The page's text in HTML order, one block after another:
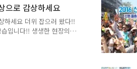
) ~ 7. 9.(일) ※ 2017. 7. 8.
다. 다행히 지난 주말과
도움이 될 것으로 보입니
으로 감상하세요
하세요 더위 잡으러 왔다!!
입니다!! 생생한 현장의
생하게 전해드릴게요~
어요~ 폭염주의보가 발령